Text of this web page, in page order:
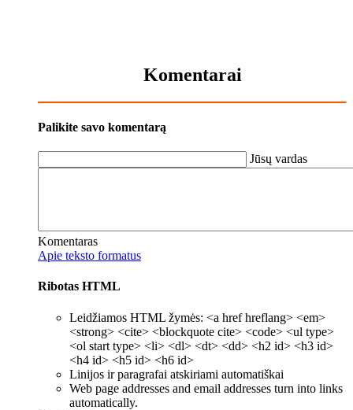
Komentarai
Palikite savo komentarą
Jūsų vardas
Komentaras
Apie teksto formatus
Ribotas HTML
Leidžiamos HTML žymės: <a href hreflang> <em>
<strong> <cite> <blockquote cite> <code> <ul type>
<ol start type> <li> <dl> <dt> <dd> <h2 id> <h3 id>
<h4 id> <h5 id> <h6 id>
Linijos ir paragrafai atskiriami automatiškai
Web page addresses and email addresses turn into links
automatically.